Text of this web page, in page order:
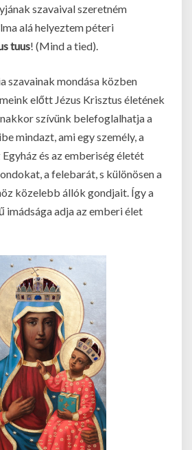
szavaival szeretném
alá helyeztem péteri
tuus! (Mind a tied).
szavainak mondása közben
előtt Jézus Krisztus életének
szívünk belefoglalhatja a
mindazt, ami egy személy, a
Egyház és az emberiség életét
a felebarát, s különösen a
közelebb állók gondjait. Így a
imádsága adja az emberi élet